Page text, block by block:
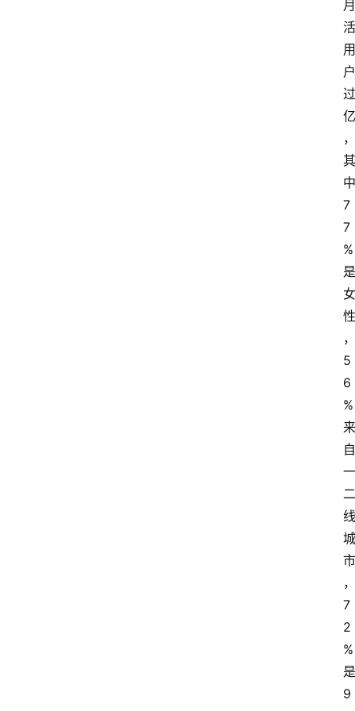
月
活
用
户
过
亿
，
其
中
7
7
%
是
女
性
，
5
6
%
来
自
一
二
线
城
市
，
7
2
%
是
9